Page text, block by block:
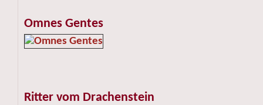
Omnes Gentes
Ritter vom Drachenstein